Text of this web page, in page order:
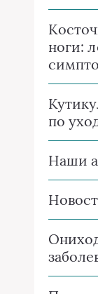
ноги:
по
Наши